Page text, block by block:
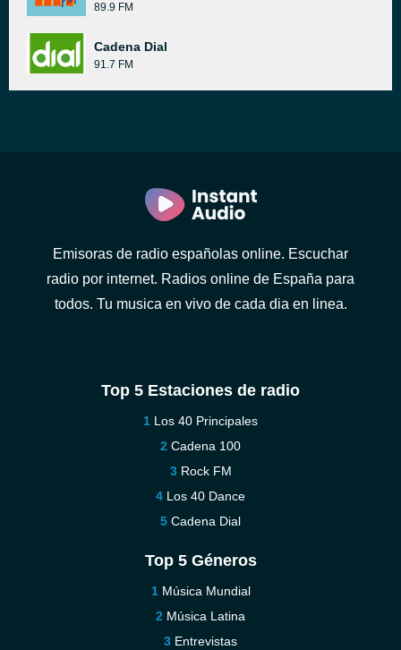
89.9 FM
Cadena Dial
91.7 FM
Emisoras de radio españolas online. Escuchar
radio por internet. Radios online de España para
todos. Tu musica en vivo de cada dia en linea.
Top 5 Estaciones de radio
Los 40 Principales
Cadena 100
Rock FM
Los 40 Dance
Cadena Dial
Top 5 Géneros
Música Mundial
Música Latina
Entrevistas